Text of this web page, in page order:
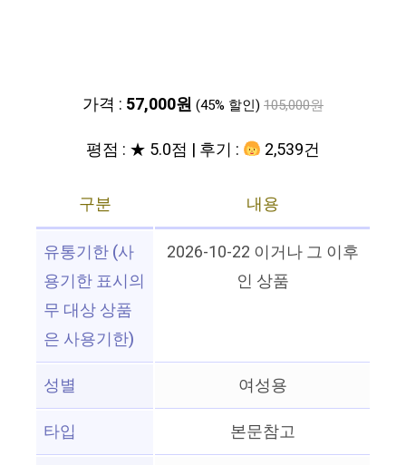
가격 : 57,000원 (45% 할인) 105,000원
평점 : ★ 5.0점 | 후기 : 2,539건
구분
내용
유통기한 (사
용기한 표시의
무 대상 상품
은 사용기한)
2026-10-22 이거나 그 이후
인 상품
성별
여성용
타입
본문참고